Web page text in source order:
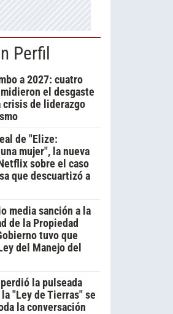
Perfil
a 2027: cuatro
el desgaste
de liderazgo
de "Elize:
mujer", la nueva
sobre el caso
que descuartizó a
media sanción a la
de la Propiedad
tuvo que
del Manejo del
la pulseada
"Ley de Tierras" se
la conversación